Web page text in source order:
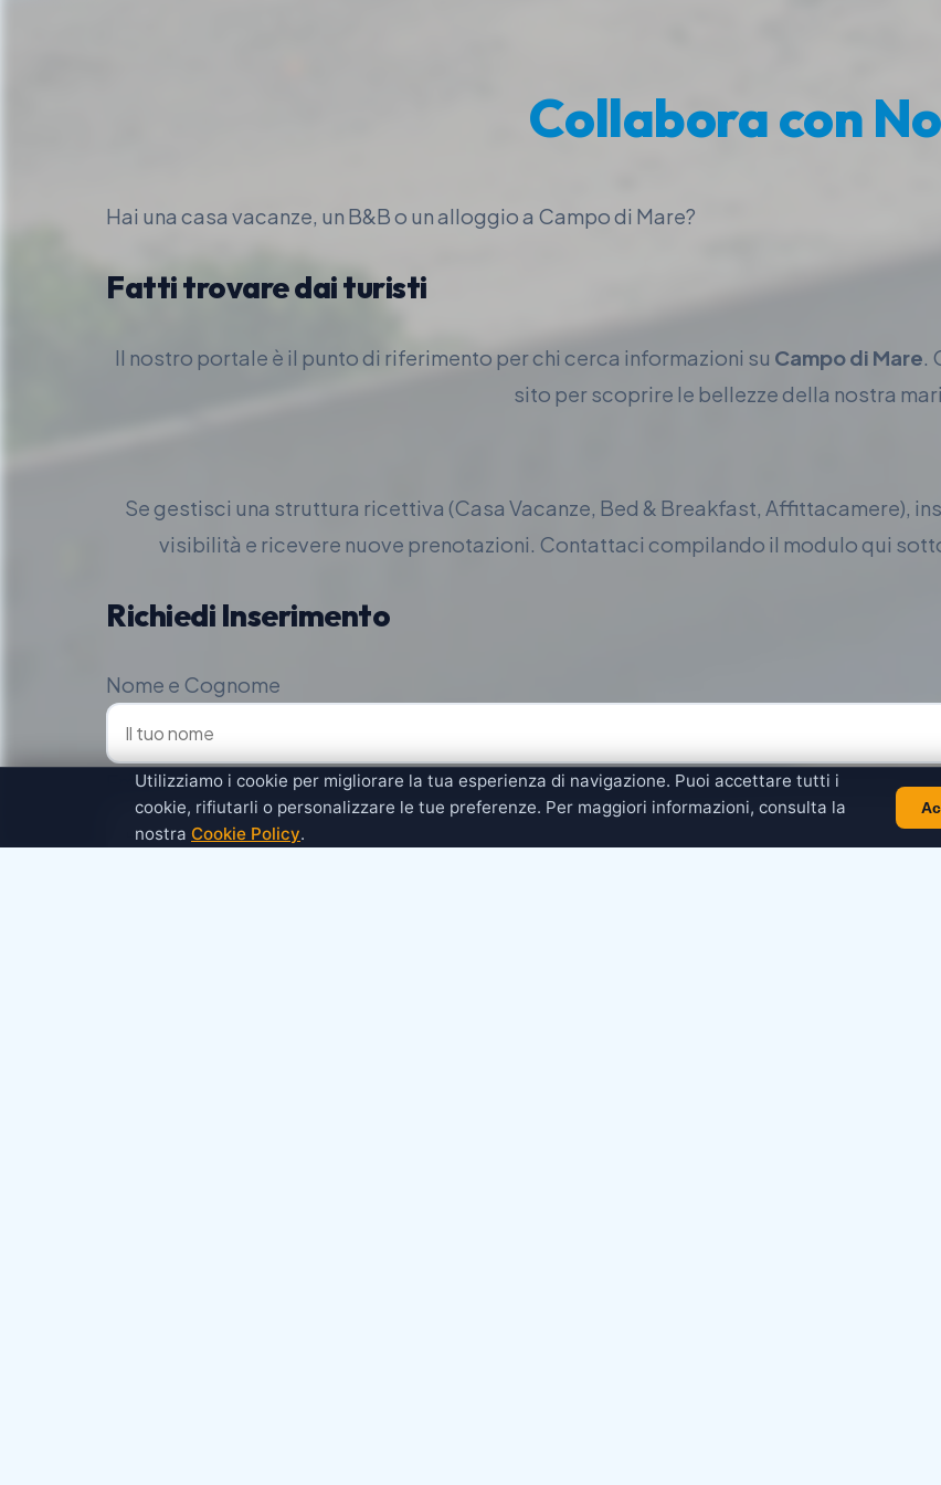
Collabora con
Hai una casa vacanze, un B&B o un alloggio a Campo di Mare?
Fatti trovare dai turisti
Il nostro portale è il punto di riferimento per chi cerca informazioni su Campo di Mare.
sito per scoprire le bellezze della nostra
Se gestisci una struttura ricettiva (Casa Vacanze, Bed & Breakfast, Affittacamere),
visibilità e ricevere nuove prenotazioni. Contattaci compilando il modulo qui
Richiedi Inserimento
Nome e Cognome
EmailUtilizziamo i cookie per migliorare la tua esperienza di navigazione. Puoi accettare tutti i
cookie, rifiutarli o personalizzare le tue preferenze. Per maggiori informazioni, consulta la
nostra Cookie Policy.